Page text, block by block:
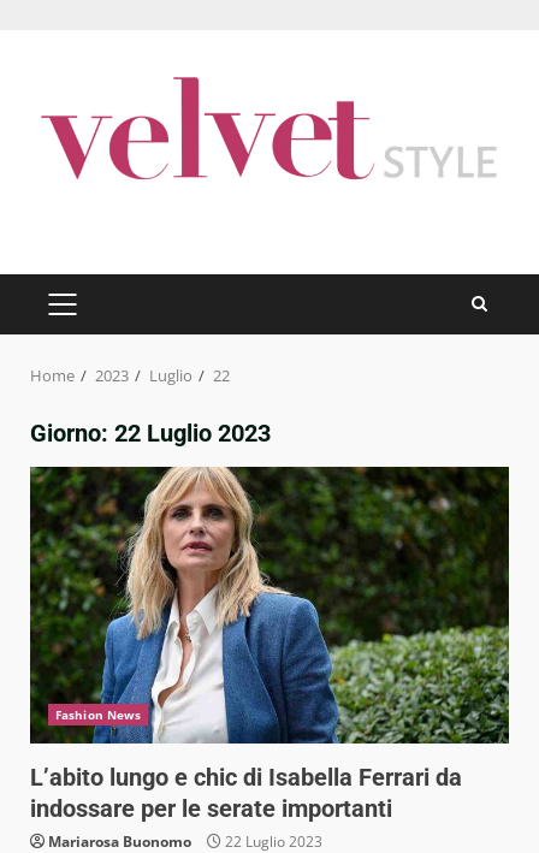
PRIMARY
MENU
Home 2023 Luglio 22
Giorno: 22 Luglio 2023
Fashion News
L’abito lungo e chic di Isabella Ferrari da
indossare per le serate importanti
Mariarosa Buonomo 22 Luglio 2023